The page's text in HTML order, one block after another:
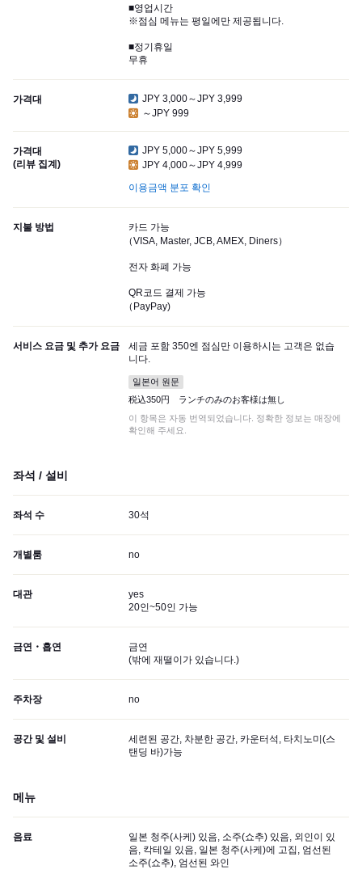
■영업시간
※점심 메뉴는 평일에만 제공됩니다.
■정기휴일
무휴
가격대
JPY 3,000～JPY 3,999
～JPY 999
가격대
(리뷰 집계)
JPY 5,000～JPY 5,999
JPY 4,000～JPY 4,999
이용금액 분포 확인
지불 방법
카드 가능
（VISA, Master, JCB, AMEX, Diners）
전자 화폐 가능
QR코드 결제 가능
（PayPay)
서비스 요금 및 추가 요금
세금 포함 350엔 점심만 이용하시는 고객은 없습
니다.
일본어 원문
税込350円 ランチのみのお客様は無し
이 항목은 자동 번역되었습니다. 정확한 정보는 매장에
확인해 주세요.
좌석 / 설비
좌석 수 30석
개별룸 no
대관
yes
20인~50인 가능
금연・흡연
금연
(밖에 재떨이가 있습니다.)
주차장 no
공간 및 설비
세련된 공간, 차분한 공간, 카운터석, 타치노미(스
탠딩 바)가능
메뉴
음료
일본 청주(사케) 있음, 소주(쇼추) 있음, 외인이 있
음, 칵테일 있음, 일본 청주(사케)에 고집, 엄선된
소주(쇼추), 엄선된 와인